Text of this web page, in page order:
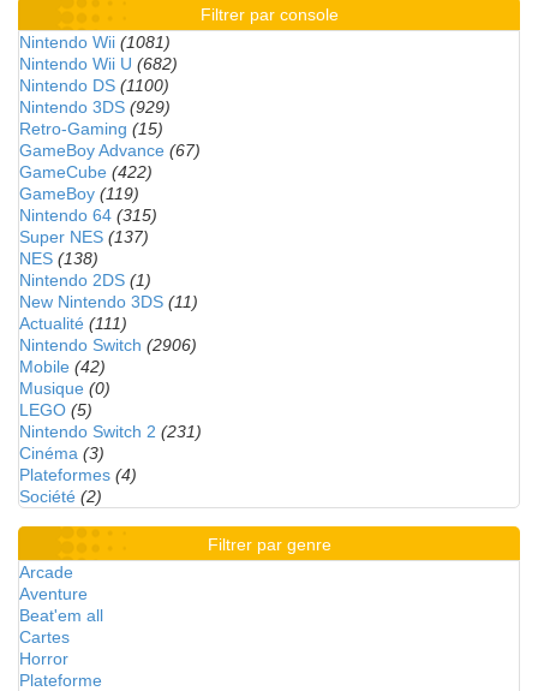
Filtrer par console
Nintendo Wii (1081)
Nintendo Wii U (682)
Nintendo DS (1100)
Nintendo 3DS (929)
Retro-Gaming (15)
GameBoy Advance (67)
GameCube (422)
GameBoy (119)
Nintendo 64 (315)
Super NES (137)
NES (138)
Nintendo 2DS (1)
New Nintendo 3DS (11)
Actualité (111)
Nintendo Switch (2906)
Mobile (42)
Musique (0)
LEGO (5)
Nintendo Switch 2 (231)
Cinéma (3)
Plateformes (4)
Société (2)
Filtrer par genre
Arcade
Aventure
Beat'em all
Cartes
Horror
Plateforme